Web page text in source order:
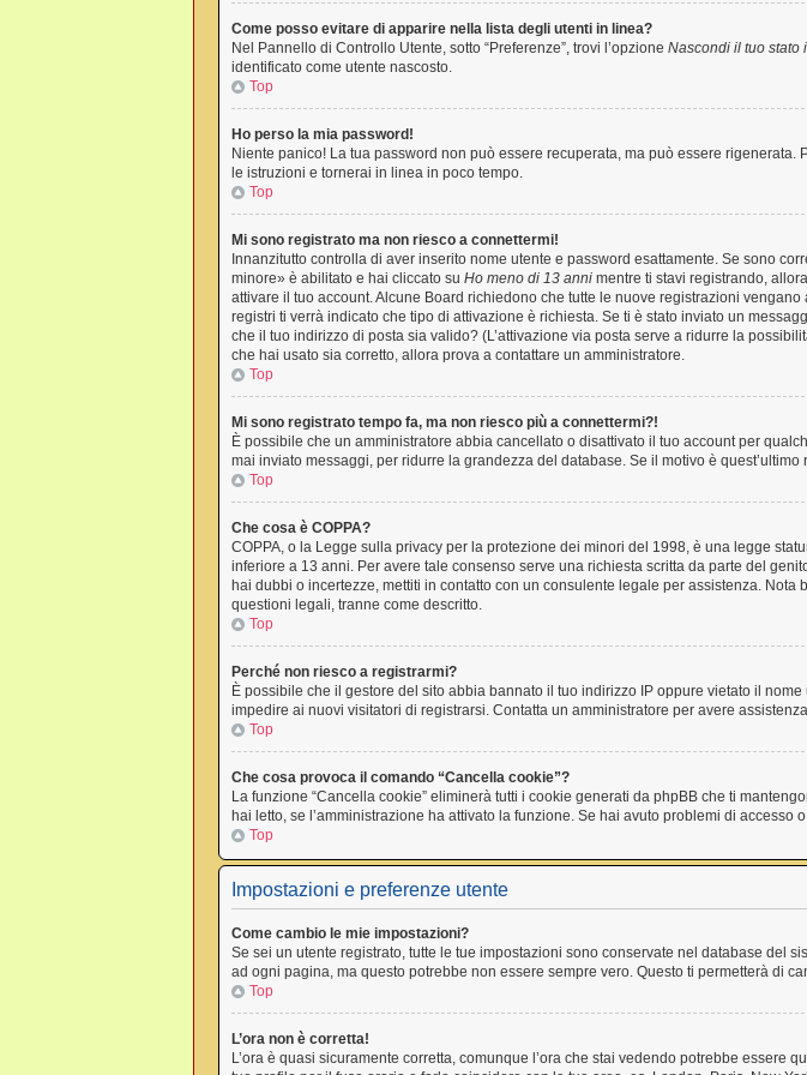
Come posso evitare di apparire nella lista degli utenti in linea?
Nel Pannello di Controllo Utente, sotto “Preferenze”, trovi l’opzione Nascondi il tuo stato
identificato come utente nascosto.
Top
Ho perso la mia password!
Niente panico! La tua password non può essere recuperata, ma può essere
le istruzioni e tornerai in linea in poco tempo.
Top
Mi sono registrato ma non riesco a connettermi!
Innanzitutto controlla di aver inserito nome utente e password esattamente. Se sono
minore» è abilitato e hai cliccato su Ho meno di 13 anni mentre ti stavi registrando,
attivare il tuo account. Alcune Board richiedono che tutte le nuove registrazioni
registri ti verrà indicato che tipo di attivazione è richiesta. Se ti è stato inviato un
che il tuo indirizzo di posta sia valido? (L’attivazione via posta serve a ridurre la
che hai usato sia corretto, allora prova a contattare un amministratore.
Top
Mi sono registrato tempo fa, ma non riesco più a connettermi?!
È possibile che un amministratore abbia cancellato o disattivato il tuo account per
mai inviato messaggi, per ridurre la grandezza del database. Se il motivo è
Top
Che cosa è COPPA?
COPPA, o la Legge sulla privacy per la protezione dei minori del 1998, è una legge
inferiore a 13 anni. Per avere tale consenso serve una richiesta scritta da parte del
hai dubbi o incertezze, mettiti in contatto con un consulente legale per assistenza.
questioni legali, tranne come descritto.
Top
Perché non riesco a registrarmi?
È possibile che il gestore del sito abbia bannato il tuo indirizzo IP oppure vietato il
impedire ai nuovi visitatori di registrarsi. Contatta un amministratore per avere
Top
Che cosa provoca il comando “Cancella cookie”?
La funzione “Cancella cookie” eliminerà tutti i cookie generati da phpBB che ti
hai letto, se l’amministrazione ha attivato la funzione. Se hai avuto problemi di
Top
Impostazioni e preferenze utente
Come cambio le mie impostazioni?
Se sei un utente registrato, tutte le tue impostazioni sono conservate nel database del
ad ogni pagina, ma questo potrebbe non essere sempre vero. Questo ti permetterà di
Top
L’ora non è corretta!
L’ora è quasi sicuramente corretta, comunque l’ora che stai vedendo potrebbe essere